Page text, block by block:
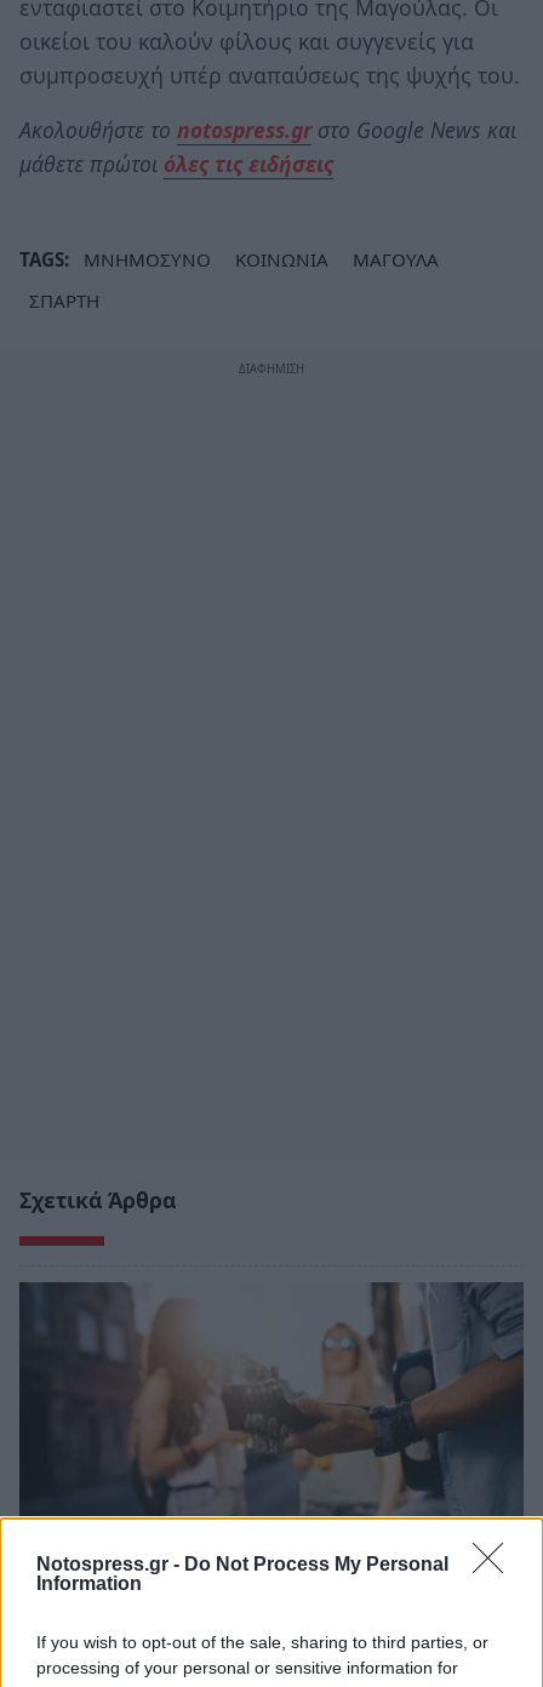
Notospress.gr - Do Not Process My Personal
Information
If you wish to opt-out of the sale, sharing to third parties, or
processing of your personal or sensitive information for
ενταφιαστεί στο Κοιμητήριο της Μαγούλας. Οι
οικείοι του καλούν φίλους και συγγενείς για
συμπροσευχή υπέρ αναπαύσεως της ψυχής του.
Ακολουθήστε το notospress.grστο Google News και
μάθετε πρώτοι όλες τις ειδήσεις
TAGS: ΜΝΗΜΟΣΥΝΟ ΚΟΙΝΩΝΙΑ
ΜΑΓΟΥΛΑ
ΣΠΑΡΤΗ
Σχετικά Άρθρα
Μουσικών του Δρόμου στον Βασαρά
05/08/2026 19:58